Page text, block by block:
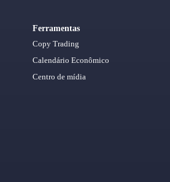
Ferramentas
Copy Trading
Calendário Econômico
Centro de mídia